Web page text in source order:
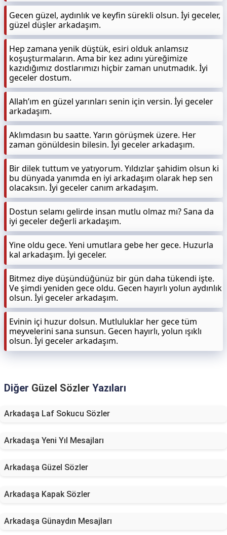
Gecen güzel, aydınlık ve keyfin sürekli olsun. İyi geceler,
güzel düşler arkadaşım.
Hep zamana yenik düştük, esiri olduk anlamsız
koşuşturmaların. Ama bir kez adını yüreğimize
kazıdığımız dostlarımızı hiçbir zaman unutmadık. İyi
geceler dostum.
Allah’ım en güzel yarınları senin için versin. İyi geceler
arkadaşım.
Aklımdasın bu saatte. Yarın görüşmek üzere. Her
zaman gönüldesin bilesin. İyi geceler arkadaşım.
Bir dilek tuttum ve yatıyorum. Yıldızlar şahidim olsun ki
bu dünyada yanımda en iyi arkadaşım olarak hep sen
olacaksın. İyi geceler canım arkadaşım.
Dostun selamı gelirde insan mutlu olmaz mı? Sana da
iyi geceler değerli arkadaşım.
Yine oldu gece. Yeni umutlara gebe her gece. Huzurla
kal arkadaşım. İyi geceler.
Bitmez diye düşündüğünüz bir gün daha tükendi işte.
Ve şimdi yeniden gece oldu. Gecen hayırlı yolun aydınlık
olsun. İyi geceler arkadaşım.
Evinin içi huzur dolsun. Mutluluklar her gece tüm
meyvelerini sana sunsun. Gecen hayırlı, yolun ışıklı
olsun. İyi geceler arkadaşım.
Diğer Güzel Sözler Yazıları
Arkadaşa Laf Sokucu Sözler
Arkadaşa Yeni Yıl Mesajları
Arkadaşa Güzel Sözler
Arkadaşa Kapak Sözler
Arkadaşa Günaydın Mesajları